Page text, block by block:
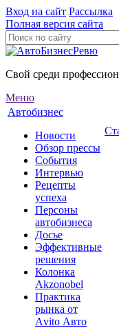
Вход на сайт Рассылка
Полная версия сайта
Свой среди
Меню
Автобизнес
Новости
Обзор прессы
События
Интервью
Рецепты
успеха
Персоны
автобизнеса
Досье
Эффективные
решения
Колонка
Akzonobel
Практика
рынка от
Аvito Авто